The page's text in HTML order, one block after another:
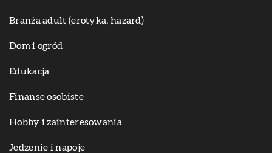
Branża adult (erotyka, hazard)
Dom i ogród
Edukacja
Finanse osobiste
Hobby i zainteresowania
Jedzenie i napoje